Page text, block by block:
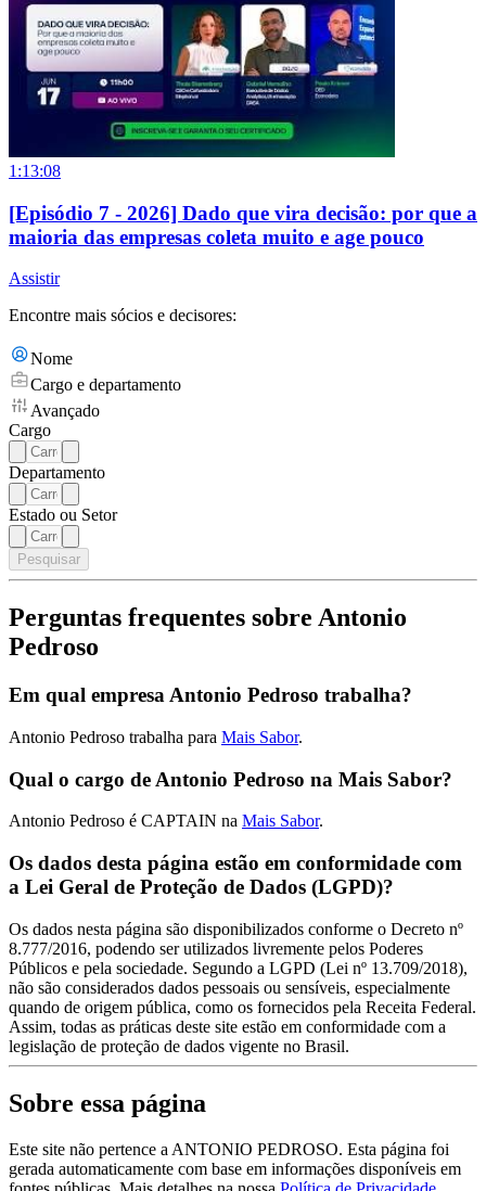
1:13:08
[Episódio 7 - 2026] Dado que vira decisão: por que a
maioria das empresas coleta muito e age pouco
Assistir
Encontre mais sócios e decisores:
Nome
Cargo e departamento
Avançado
Cargo
Departamento
Estado ou Setor
Pesquisar
Perguntas frequentes sobre Antonio
Pedroso
Em qual empresa Antonio Pedroso trabalha?
Antonio Pedroso trabalha para Mais Sabor.
Qual o cargo de Antonio Pedroso na Mais Sabor?
Antonio Pedroso é CAPTAIN na Mais Sabor.
Os dados desta página estão em conformidade com
a Lei Geral de Proteção de Dados (LGPD)?
Os dados nesta página são disponibilizados conforme o Decreto nº
8.777/2016, podendo ser utilizados livremente pelos Poderes
Públicos e pela sociedade. Segundo a LGPD (Lei nº 13.709/2018),
não são considerados dados pessoais ou sensíveis, especialmente
quando de origem pública, como os fornecidos pela Receita Federal.
Assim, todas as práticas deste site estão em conformidade com a
legislação de proteção de dados vigente no Brasil.
Sobre essa página
Este site não pertence a ANTONIO PEDROSO. Esta página foi
gerada automaticamente com base em informações disponíveis em